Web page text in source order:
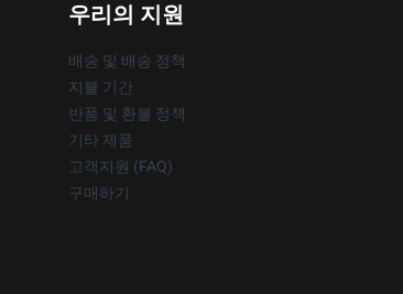
우리의 지원
배송 및 배송 정책
지불 기간
반품 및 환불 정책
기타 제품
고객지원 (FAQ)
구매하기